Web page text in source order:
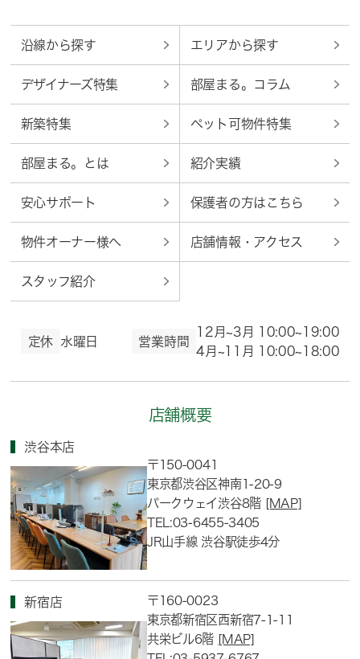
沿線から探す エリアから探す
デザイナーズ特集 部屋まる。コラム
新築特集 ペット可物件特集
部屋まる。とは 紹介実績
安心サポート 保護者の方はこちら
物件オーナー様へ 店舗情報・アクセス
スタッフ紹介
定休 水曜日 営業時間
12月~3月 10:00~19:00
4月~11月 10:00~18:00
店舗概要
渋谷本店
〒150-0041
東京都渋谷区神南1-20-9
パークウェイ渋谷8階 [MAP]
TEL:03-6455-3405
JR山手線 渋谷駅徒歩4分
新宿店
〒160-0023
東京都新宿区西新宿7-1-11
共栄ビル6階 [MAP]